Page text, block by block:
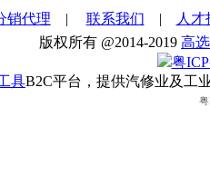
销代理 | 联系我们 |
人才
版权所有 @2014-2019 高
粤
具B2C平台，提供汽修业及工